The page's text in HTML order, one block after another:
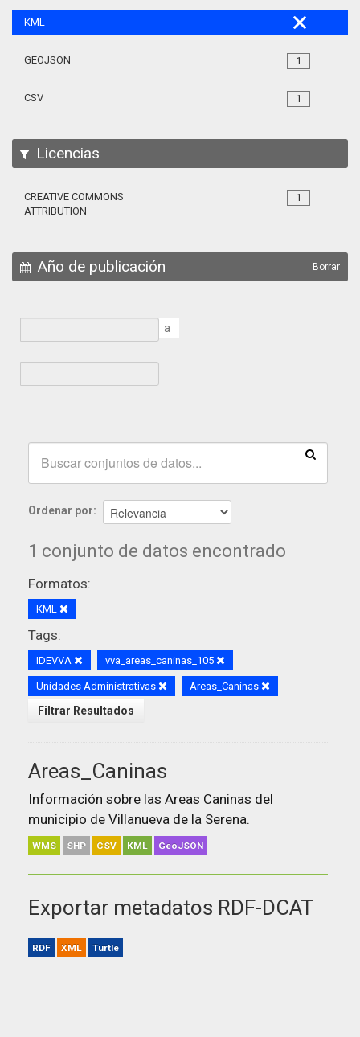
KML
1
GEOJSON
1
CSV
Licencias
1
CREATIVE COMMONS
ATTRIBUTION
Año de publicación Borrar
a
Ordenar por
1 conjunto de datos encontrado
Formatos:
KML
Tags:
IDEVVA vva_areas_caninas_105
Unidades Administrativas Areas_Caninas
Filtrar Resultados
Areas_Caninas
Información sobre las Areas Caninas del
municipio de Villanueva de la Serena.
WMS SHP CSV KML GeoJSON
Exportar metadatos RDF-DCAT
RDF XML Turtle